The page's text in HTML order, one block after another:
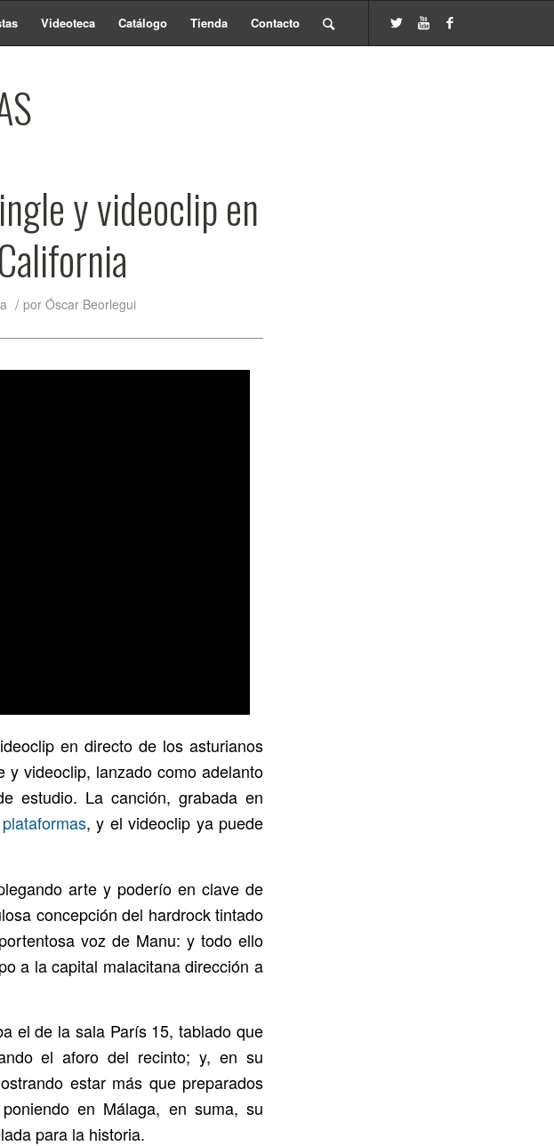
Videoteca Catálogo Tienda Contacto
y videoclip en
/ por Óscar Beorlegui
en directo de los asturianos
y videoclip, lanzado como adelanto
estudio. La canción, grabada en
plataformas, y el videoclip ya puede
arte y poderío en clave de
concepción del hardrock tintado
voz de Manu: y todo ello
a la capital malacitana dirección a
el de la sala París 15, tablado que
el aforo del recinto; y, en su
estar más que preparados
en Málaga, en suma, su
para la historia.